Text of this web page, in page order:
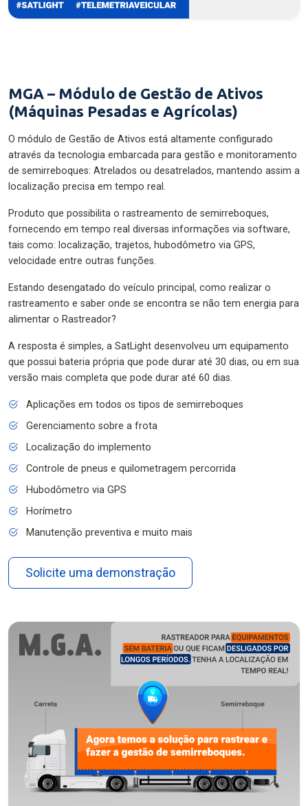
MGA – Módulo de Gestão de Ativos
(Máquinas Pesadas e Agrícolas)
O módulo de Gestão de Ativos está altamente configurado
através da tecnologia embarcada para gestão e monitoramento
de semirreboques: Atrelados ou desatrelados, mantendo assim a
localização precisa em tempo real.
Produto que possibilita o rastreamento de semirreboques,
fornecendo em tempo real diversas informações via software,
tais como: localização, trajetos, hubodômetro via GPS,
velocidade entre outras funções.
Estando desengatado do veículo principal, como realizar o
rastreamento e saber onde se encontra se não tem energia para
alimentar o Rastreador?
A resposta é simples, a SatLight desenvolveu um equipamento
que possui bateria própria que pode durar até 30 dias, ou em sua
versão mais completa que pode durar até 60 dias.
Aplicações em todos os tipos de semirreboques
Gerenciamento sobre a frota
Localização do implemento
Controle de pneus e quilometragem percorrida
Hubodômetro via GPS
Horímetro
Manutenção preventiva e muito mais
Solicite uma demonstração